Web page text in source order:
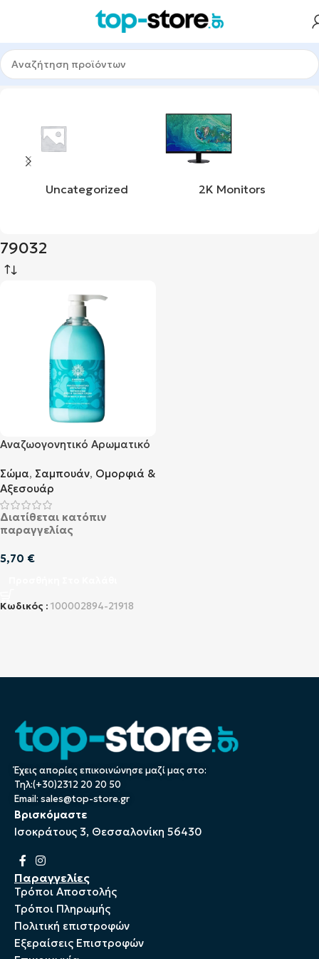
Αρχική σελίδα Προϊόν product_sku 79032
Uncategorized 2K Monitors
79032
Αναζωογονητικό Αρωματικό
Refreshing Shower Cream
Ocean Wave & White Lilly
1000ml
Σώμα, Σαμπουάν, Ομορφιά &
Αξεσουάρ
Διατίθεται κατόπιν
παραγγελίας
5,70 €
Κωδικός : 100002894-21918
Έχεις απορίες επικοινώνησε μαζί μας στο:
Τηλ:(+30)2312 20 20 50
Email: sales@top-store.gr
Βρισκόμαστε
Ισοκράτους 3, Θεσσαλονίκη 56430
Παραγγελίες
Τρόποι Αποστολής
Τρόποι Πληρωμής
Πολιτική επιστροφών
Εξεραίσεις Επιστροφών